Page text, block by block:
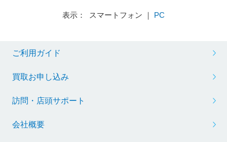
表示： スマートフォン ｜ PC
ご利用ガイド
買取お申し込み
訪問・店頭サポート
会社概要